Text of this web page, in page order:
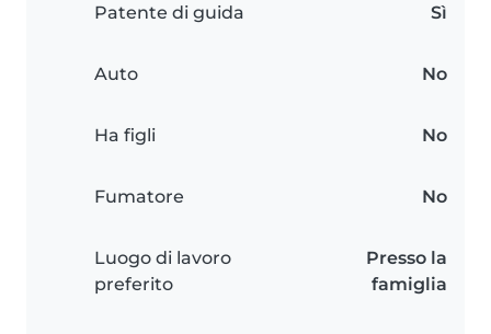
Patente di guida Sì
Auto No
Ha figli No
Fumatore No
Luogo di lavoro
preferito
Presso la
famiglia